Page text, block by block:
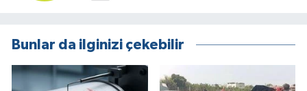
Bunlar da ilginizi çekebilir